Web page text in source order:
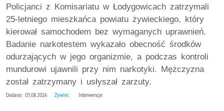
Policjanci z Komisariatu w Łodygowicach zatrzymali
25-letniego mieszkańca powiatu żywieckiego, który
kierował samochodem bez wymaganych uprawnień.
Badanie narkotestem wykazało obecność środków
odurzających w jego organizmie, a podczas kontroli
mundurowi ujawnili przy nim narkotyki. Mężczyzna
został zatrzymany i usłyszał zarzuty.
Dodano: 03.08.2026 Żywiec Interwencje